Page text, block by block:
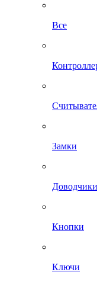
Все
Замки
Доводчики
Кнопки
Ключи